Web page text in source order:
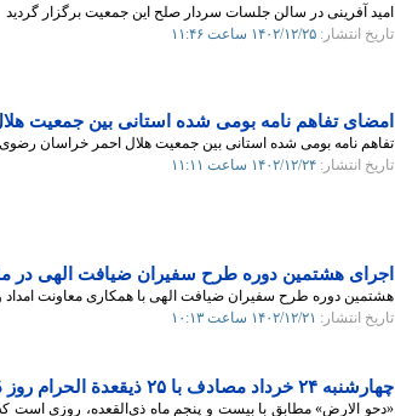
امید آفرینی در سالن جلسات سردار صلح‌ این جمعیت برگزار گردید
تاریخ انتشار: ۱۴۰۲/۱۲/۲۵ ساعت ۱۱:۴۶
امضای تفاهم نامه بومی شده استانی بین جمعیت
تفاهم نامه بومی شده استانی بین جمعیت هلال احمر خراسان رضوی
تاریخ انتشار: ۱۴۰۲/۱۲/۲۴ ساعت ۱۱:۱۱
اجرای هشتمین دوره طرح سفیران ضیافت الهی در
هشتمین دوره طرح سفیران ضیافت الهی با همکاری معاونت امداد
تاریخ انتشار: ۱۴۰۲/۱۲/۲۱ ساعت ۱۰:۱۳
چهارشنبه ۲۴ خرداد مصادف با ۲۵ ذیقعدة الحرام روز دَحوُالارض گرامی باد.
«دحو الارض» مطابق با بیست و پنجم ماه ذی‌القعده، روزی است